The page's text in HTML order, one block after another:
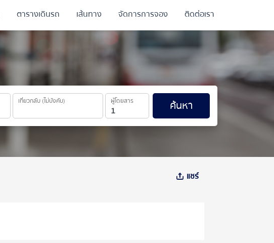
เที่ยวกลับ (ไม่บังคับ) ผู้โดยสาร ค้นหา
ตารางเดินรถ เส้นทาง จัดการการจอง ติดต่อเรา
แชร์